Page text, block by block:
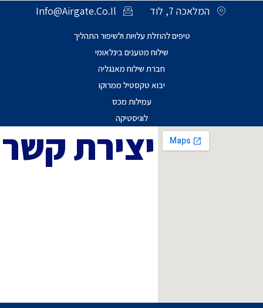
המלאכה 7, לוד Info@Airgate.Co.Il
טיפים להוזלת עלויות ולשיפור התהליך
שילוח מטענים בינלאומי
חברת שילוח מאנגליה
יבוא טקסטיל ממרוקו
עמילות מכס
לוגיסטיקה
יצירת קשר